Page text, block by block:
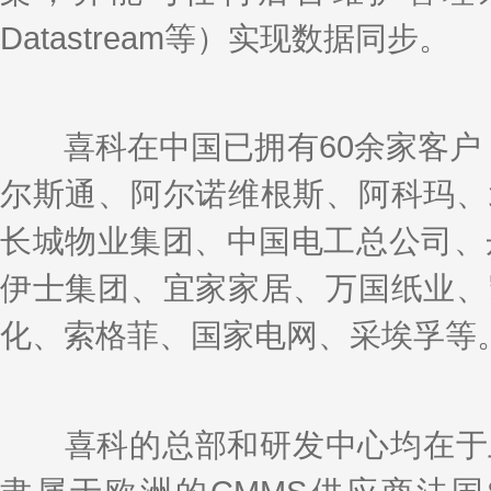
Datastream等）实现数据同步。
喜科在中国已拥有60余家客户
尔斯通、阿尔诺维根斯、阿科玛
长城物业集团、中国电工总公司
伊士集团、宜家家居、万国纸业
化、索格菲、国家电网、采埃孚等
喜科的总部和研发中心均在于